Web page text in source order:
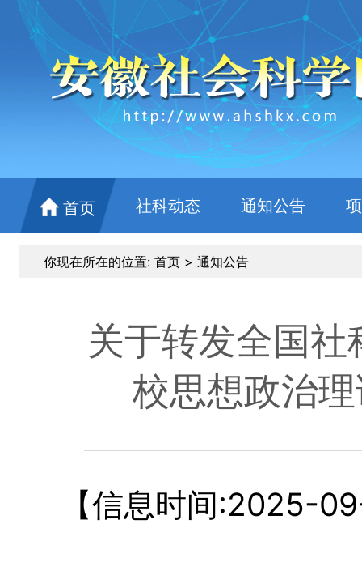
首页 社科动态 通知公告
你现在所在的位置:首页> 通知公告
关于转发全国
校思想政治
【信息时间:2025-